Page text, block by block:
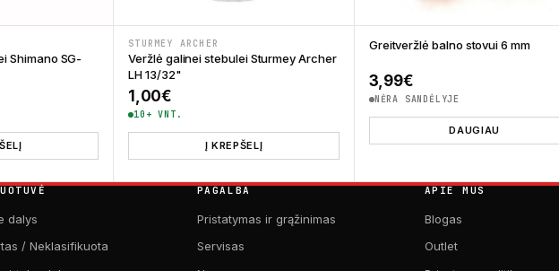
Shimano SG-
STURMEY ARCHER
Veržlė galinei stebulei Sturmey Archer
LH 13/32"
1,00€
10+ VNT.
Į KREPŠELĮ
Greitveržlė balno stovui 6 mm
3,99€
NĖRA SANDĖLYJE
DAUGIAU
dalys
/ Neklasifikuota
PAGALBA
Pristatymas ir grąžinimas
Servisas
APIE MUS
Blogas
Outlet